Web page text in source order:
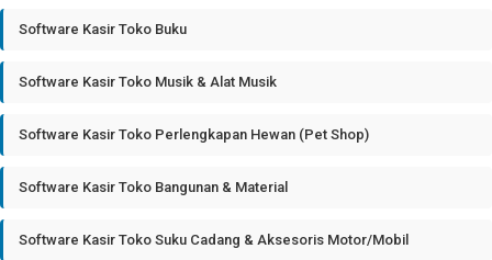
Software Kasir Toko Buku
Software Kasir Toko Musik & Alat Musik
Software Kasir Toko Perlengkapan Hewan (Pet Shop)
Software Kasir Toko Bangunan & Material
Software Kasir Toko Suku Cadang & Aksesoris Motor/Mobil